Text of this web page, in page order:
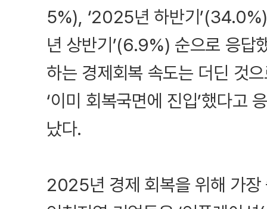
5%), ‘2025년 하반기
년 상반기’(6.9%) 순으로 응답
하는 경제회복 속도는 더딘 것
‘이미 회복국면에 진입’했다고
났다.
2025년 경제 회복을 위해 가장